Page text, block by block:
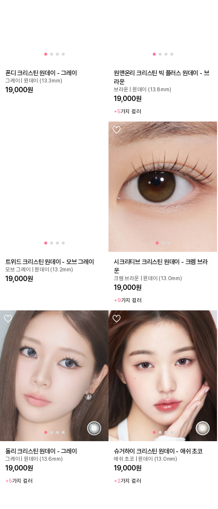
폰디 크리스틴 원데이 - 그레이
그레이 | 원데이 (13.3mm)
19,000원
원앤온리 크리스틴 빅 플러스 원데이 - 브
라운
브라운 | 원데이 (13.8mm)
19,000원
+5가지 컬러
트위드 크리스틴 원데이 - 모브 그레이
모브 그레이 | 원데이 (13.2mm)
19,000원
시크리티브 크리스틴 원데이 - 크렘 브라
운
크렘 브라운 | 원데이 (13.0mm)
19,000원
+9가지 컬러
돌리 크리스틴 원데이 - 그레이
그레이 | 원데이 (13.6mm)
19,000원
+5가지 컬러
슈거하이 크리스틴 원데이 - 애쉬 초코
애쉬 초코 | 원데이 (13.0mm)
19,000원
+2가지 컬러